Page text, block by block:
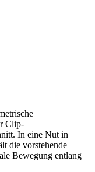
Clip-
In eine Nut in
die vorstehende
Bewegung entlang